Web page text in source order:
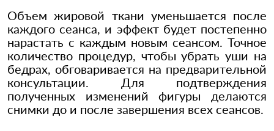
Объем жировой ткани уменьшается после
каждого сеанса, и эффект будет постепенно
нарастать с каждым новым сеансом. Точное
количество процедур, чтобы убрать уши на
бедрах, обговаривается на предварительной
консультации. Для подтверждения
полученных изменений фигуры делаются
снимки до и после завершения всех сеансов.